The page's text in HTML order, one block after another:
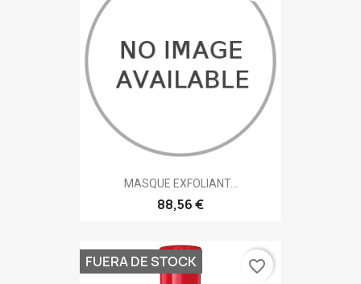
MASQUE EXFOLIANT...
88,56 €
FUERA DE STOCK favorite_border